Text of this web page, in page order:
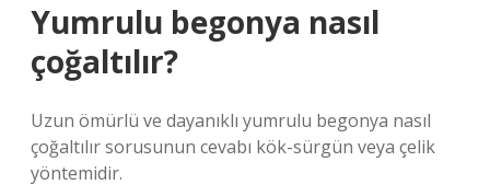
Yumrulu begonya nasıl
çoğaltılır?
Uzun ömürlü ve dayanıklı yumrulu begonya nasıl
çoğaltılır sorusunun cevabı kök-sürgün veya çelik
yöntemidir.